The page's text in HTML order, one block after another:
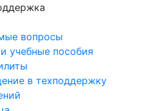
вопросы
учебные пособия
в техподдержку